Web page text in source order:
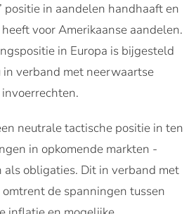
positie in aandelen handhaaft en
voor Amerikaanse aandelen.
in Europa is bijgesteld
verband met neerwaartse
invoerrechten.
neutrale tactische positie in ten
in opkomende markten -
als obligaties. Dit in verband met
de spanningen tussen